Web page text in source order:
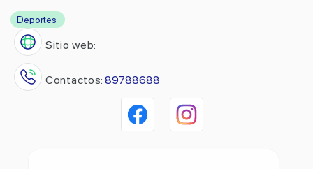
Deportes
Sitio web:
Contactos: 89788688